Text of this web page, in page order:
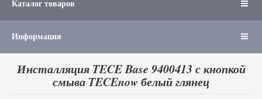
Каталог товаров
Информация
Инсталляция TECE Base 9400413 с кнопкой
смыва TECEnow белый глянец